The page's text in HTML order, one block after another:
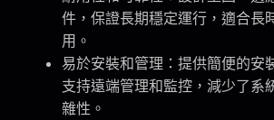
件，保證長期穩定運行，適合長
用。
易於安裝和管理：提供簡便的安
支持遠端管理和監控，減少了系
雜性。